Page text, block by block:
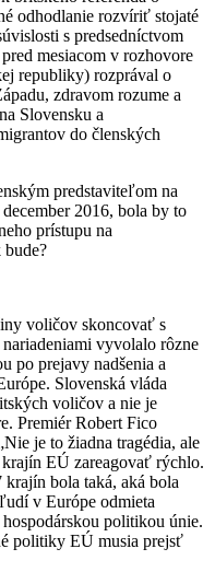
odhodlanie rozvíriť stojaté
s predsedníctvom
mesiacom v rozhovore
republiky) rozprával o
zdravom rozume a
Slovensku a
do členských
predstaviteľom na
2016, bola by to
prístupu na
bude?
voličov skoncovať s
vyvolalo rôzne
po prejavy nadšenia a
Slovenská vláda
voličov a nie je
Premiér Robert Fico
je to žiadna tragédia, ale
EÚ zareagovať rýchlo.
bola taká, aká bola
v Európe odmieta
politikou únie.
politiky EÚ musia prejsť